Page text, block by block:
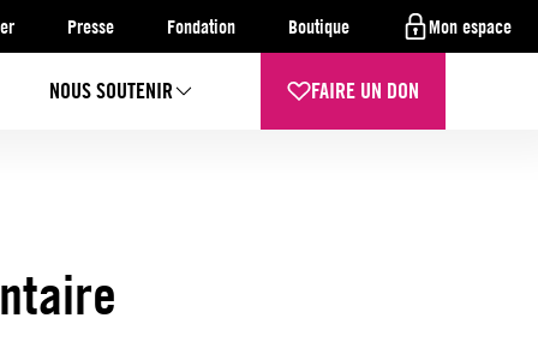
Presse Fondation Boutique Mon espace
NOUS SOUTENIR FAIRE UN DON